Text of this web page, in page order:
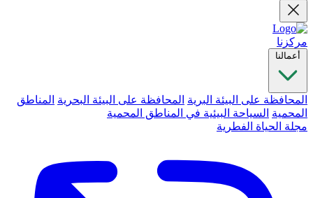
مركزنا
أعمالنا
المحافظة على البيئة البرية المحافظة على البيئة البحرية المناطق
المحمية السياحة البيئية في المناطق المحمية
مجلة الحياة الفطرية